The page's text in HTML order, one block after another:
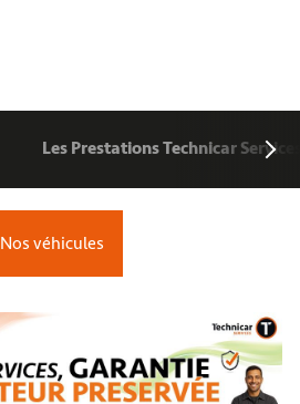
Les Prestations Technicar
Nos véhicules